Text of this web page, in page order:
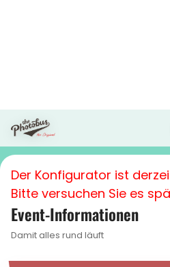
Der Konfigurator ist
Bitte versuchen Sie es
Event-Informationen
Damit alles rund läuft